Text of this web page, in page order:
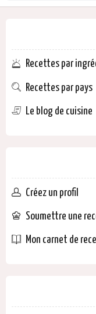
Recettes par
Recettes par pays
Le blog de cuisine
Créez un profil
Soumettre une
Mon carnet de